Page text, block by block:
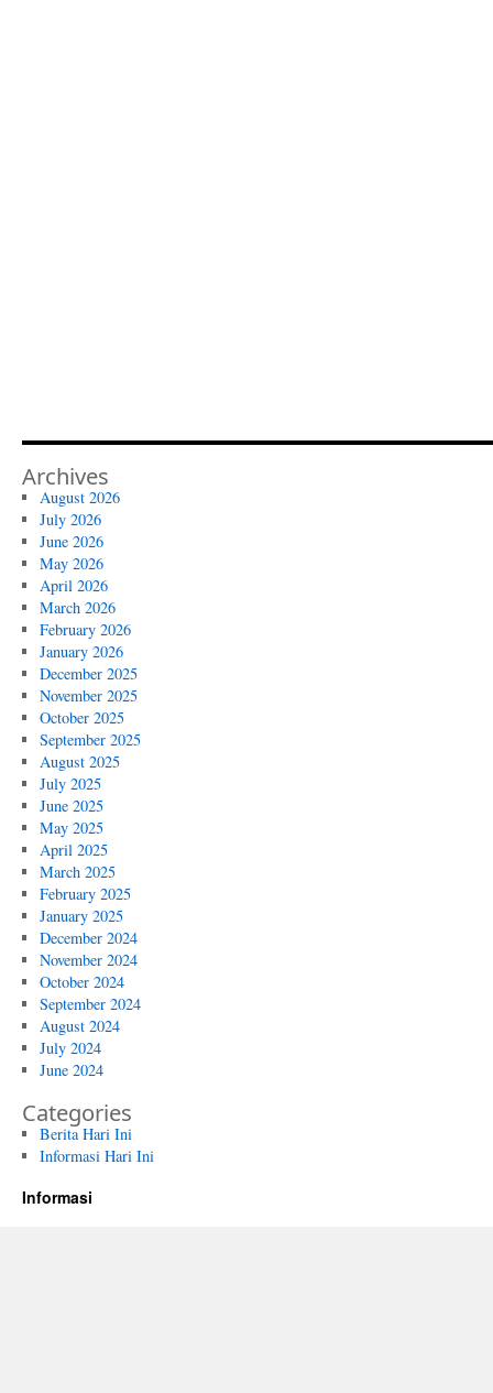
Archives
August 2026
July 2026
June 2026
May 2026
April 2026
March 2026
February 2026
January 2026
December 2025
November 2025
October 2025
September 2025
August 2025
July 2025
June 2025
May 2025
April 2025
March 2025
February 2025
January 2025
December 2024
November 2024
October 2024
September 2024
August 2024
July 2024
June 2024
Categories
Berita Hari Ini
Informasi Hari Ini
Informasi